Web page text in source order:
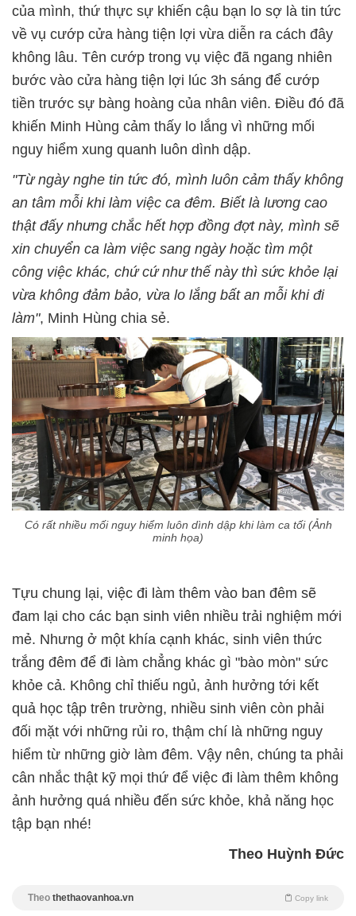
của mình, thứ thực sự khiến cậu bạn lo sợ là tin tức
về vụ cướp cửa hàng tiện lợi vừa diễn ra cách đây
không lâu. Tên cướp trong vụ việc đã ngang nhiên
bước vào cửa hàng tiện lợi lúc 3h sáng để cướp
tiền trước sự bàng hoàng của nhân viên. Điều đó đã
khiến Minh Hùng cảm thấy lo lắng vì những mối
nguy hiểm xung quanh luôn dình dập.
"Từ ngày nghe tin tức đó, mình luôn cảm thấy không
an tâm mỗi khi làm việc ca đêm. Biết là lương cao
thật đấy nhưng chắc hết hợp đồng đợt này, mình sẽ
xin chuyển ca làm việc sang ngày hoặc tìm một
công việc khác, chứ cứ như thế này thì sức khỏe lại
vừa không đảm bảo, vừa lo lắng bất an mỗi khi đi
làm", Minh Hùng chia sẻ.
Có rất nhiều mối nguy hiểm luôn dình dập khi làm ca tối (Ảnh
minh họa)
Tựu chung lại, việc đi làm thêm vào ban đêm sẽ
đam lại cho các bạn sinh viên nhiều trải nghiệm mới
mẻ. Nhưng ở một khía cạnh khác, sinh viên thức
trắng đêm để đi làm chẳng khác gì "bào mòn" sức
khỏe cả. Không chỉ thiếu ngủ, ảnh hưởng tới kết
quả học tập trên trường, nhiều sinh viên còn phải
đối mặt với những rủi ro, thậm chí là những nguy
hiểm từ những giờ làm đêm. Vậy nên, chúng ta phải
cân nhắc thật kỹ mọi thứ để việc đi làm thêm không
ảnh hưởng quá nhiều đến sức khỏe, khả năng học
tập bạn nhé!
Theo Huỳnh Đức
Theo thethaovanhoa.vn Copy link